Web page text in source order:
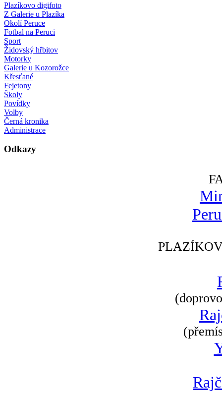
Plazíkovo digifoto
Z Galerie u Plazíka
Okolí Peruce
Fotbal na Peruci
Sport
Židovský hřbitov
Motorky
Galerie u Kozorožce
Křesťané
Fejetony
Školy
Povídky
Volby
Černá kronika
Administrace
Odkazy